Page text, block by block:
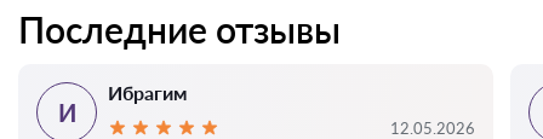
Последние отзывы
И
Ибрагим
12.05.2026